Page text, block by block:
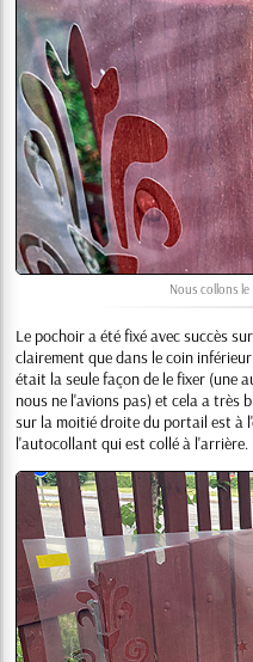
Nous collons
Le pochoir a été fixé avec succès
clairement que dans le coin
était la seule façon de le fixer (une
nous ne l'avions pas) et cela a très
sur la moitié droite du portail est à
l'autocollant qui est collé à l'arrière.